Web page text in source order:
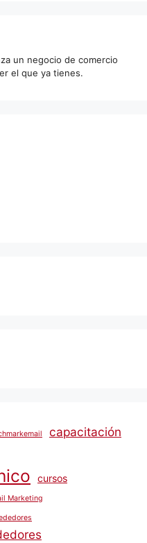
un negocio de comercio
el que ya tienes.
capacitación
cursos
Marketing